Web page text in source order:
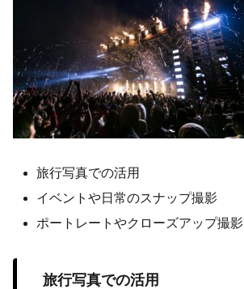
旅行写真での活用
イベントや日常のスナップ撮影
ポートレートやクローズアップ撮影
旅行写真での活用